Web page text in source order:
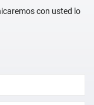
con usted lo